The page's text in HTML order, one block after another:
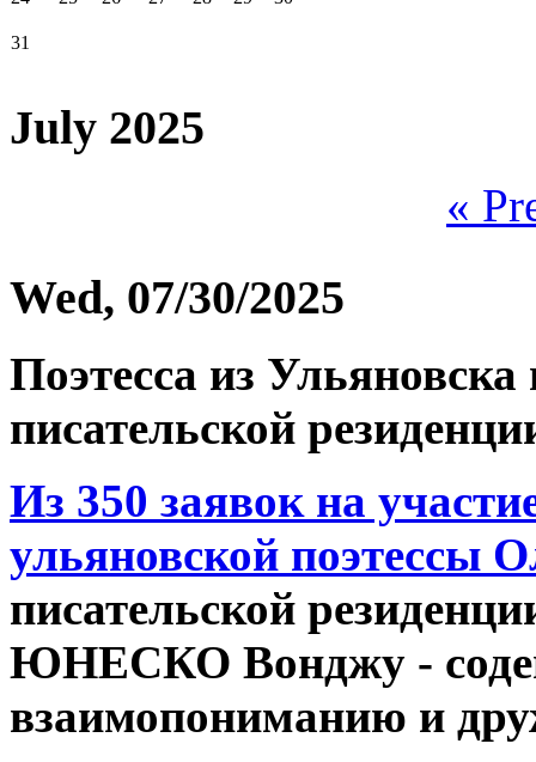
31
July 2025
«
Wed, 07/30/2025
Поэтесса из
писательской
Из 350 заявок на
ульяновской поэтессы
писательской
ЮНЕСКО Вонджу -
взаимопониманию и